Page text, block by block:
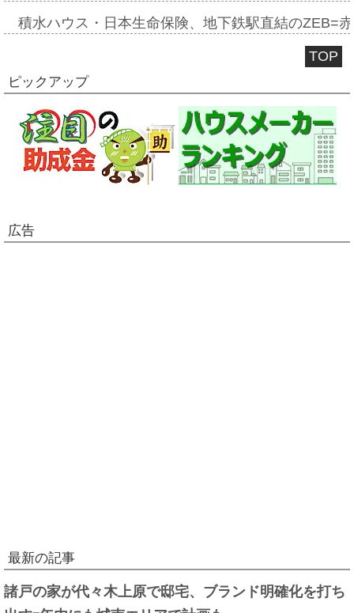
積水ハウス・日本生命保険、地下鉄駅直結のZEB=
TOP
ピックアップ
広告
最新の記事
諸戸の家が代々木上原で邸宅、ブランド明確化を打ち